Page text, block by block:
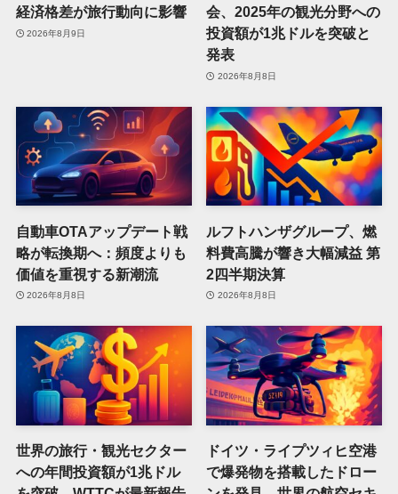
経済格差が旅行動向に影響
2026年8月9日
会、2025年の観光分野への
投資額が1兆ドルを突破と
発表
2026年8月8日
自動車OTAアップデート戦
略が転換期へ：頻度よりも
価値を重視する新潮流
2026年8月8日
ルフトハンザグループ、燃
料費高騰が響き大幅減益 第
2四半期決算
2026年8月8日
世界の旅行・観光セクター
への年間投資額が1兆ドル
ドイツ・ライプツィヒ空港
で爆発物を搭載したドロー